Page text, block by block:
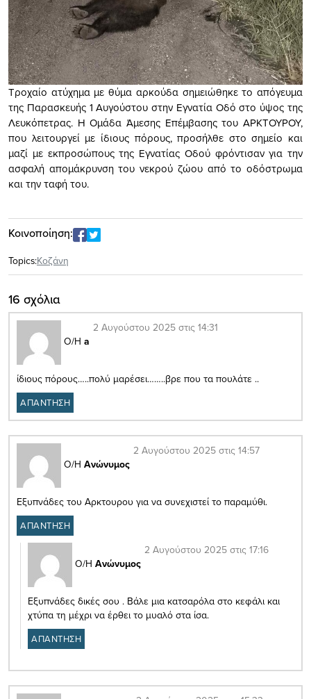
Τροχαίο ατύχημα με θύμα αρκούδα σημειώθηκε το απόγευμα
της Παρασκευής 1 Αυγούστου στην Εγνατία Οδό στο ύψος της
Λευκόπετρας. Η Ομάδα Άμεσης Επέμβασης του ΑΡΚΤΟΥΡΟΥ,
που λειτουργεί με ίδιους πόρους, προσήλθε στο σημείο και
μαζί με εκπροσώπους της Εγνατίας Οδού φρόντισαν για την
ασφαλή απομάκρυνση του νεκρού ζώου από το οδόστρωμα
και την ταφή του.
Κοινοποίηση:
Topics:Κοζάνη
16 σχόλια
Ο/Η a
2 Αυγούστου 2025 στις 14:31
ίδιους πόρους…..πολύ μαρέσει……..βρε που τα πουλάτε ..
ΑΠΑΝΤΗΣΗ
Ο/Η Ανώνυμος
2 Αυγούστου 2025 στις 14:57
Εξυπνάδες του Αρκτουρου για να συνεχιστεί το παραμύθι.
ΑΠΑΝΤΗΣΗ
Ο/Η Ανώνυμος
2 Αυγούστου 2025 στις 17:16
Εξυπνάδες δικές σου . Βάλε μια κατσαρόλα στο κεφάλι και
χτύπα τη μέχρι να έρθει το μυαλό στα ίσα.
ΑΠΑΝΤΗΣΗ